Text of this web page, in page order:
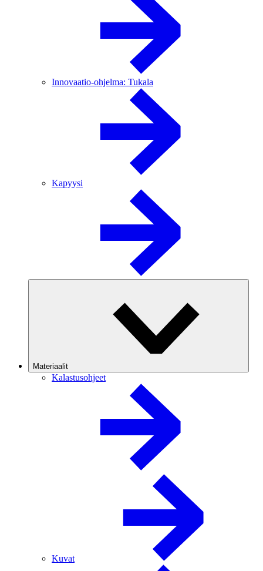
Innovaatio-ohjelma: Tukala
Kapyysi
Materiaalit
Kalastusohjeet
Kuvat